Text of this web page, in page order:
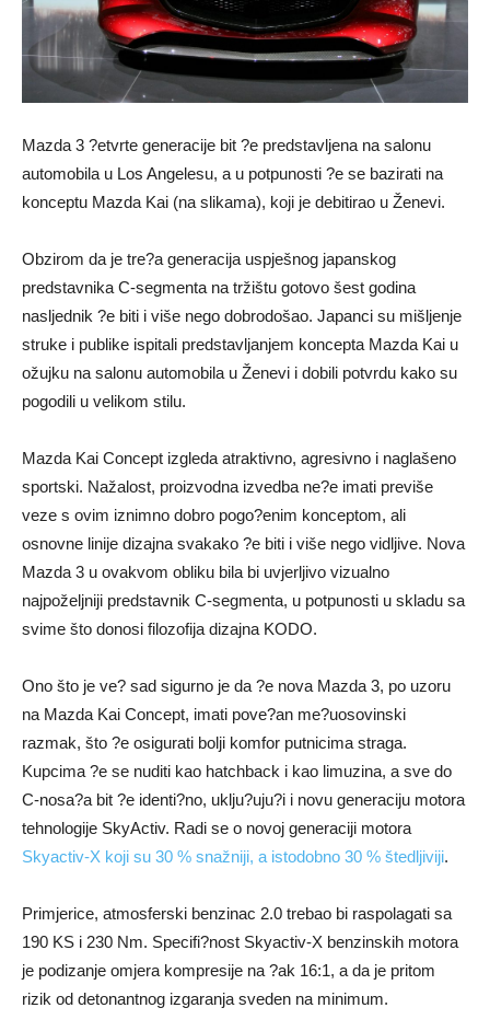
Mazda 3 ?etvrte generacije bit ?e predstavljena na salonu
automobila u Los Angelesu, a u potpunosti ?e se bazirati na
konceptu Mazda Kai (na slikama), koji je debitirao u Ženevi.
Obzirom da je tre?a generacija uspješnog japanskog
predstavnika C-segmenta na tržištu gotovo šest godina
nasljednik ?e biti i više nego dobrodošao. Japanci su mišljenje
struke i publike ispitali predstavljanjem koncepta Mazda Kai u
ožujku na salonu automobila u Ženevi i dobili potvrdu kako su
pogodili u velikom stilu.
Mazda Kai Concept izgleda atraktivno, agresivno i naglašeno
sportski. Nažalost, proizvodna izvedba ne?e imati previše
veze s ovim iznimno dobro pogo?enim konceptom, ali
osnovne linije dizajna svakako ?e biti i više nego vidljive. Nova
Mazda 3 u ovakvom obliku bila bi uvjerljivo vizualno
najpoželjniji predstavnik C-segmenta, u potpunosti u skladu sa
svime što donosi filozofija dizajna KODO.
Ono što je ve? sad sigurno je da ?e nova Mazda 3, po uzoru
na Mazda Kai Concept, imati pove?an me?uosovinski
razmak, što ?e osigurati bolji komfor putnicima straga.
Kupcima ?e se nuditi kao hatchback i kao limuzina, a sve do
C-nosa?a bit ?e identi?no, uklju?uju?i i novu generaciju motora
tehnologije SkyActiv. Radi se o novoj generaciji motora
Skyactiv-X koji su 30 % snažniji, a istodobno 30 % štedljiviji.
Primjerice, atmosferski benzinac 2.0 trebao bi raspolagati sa
190 KS i 230 Nm. Specifi?nost Skyactiv-X benzinskih motora
je podizanje omjera kompresije na ?ak 16:1, a da je pritom
rizik od detonantnog izgaranja sveden na minimum.